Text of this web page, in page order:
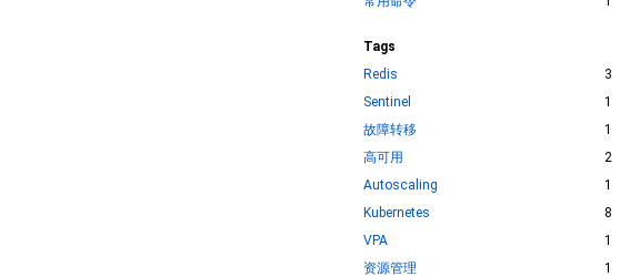
Tags
Redis
3
Sentinel
1
故障转移
1
高可用
2
Autoscaling
1
Kubernetes
8
VPA
1
资源管理
1